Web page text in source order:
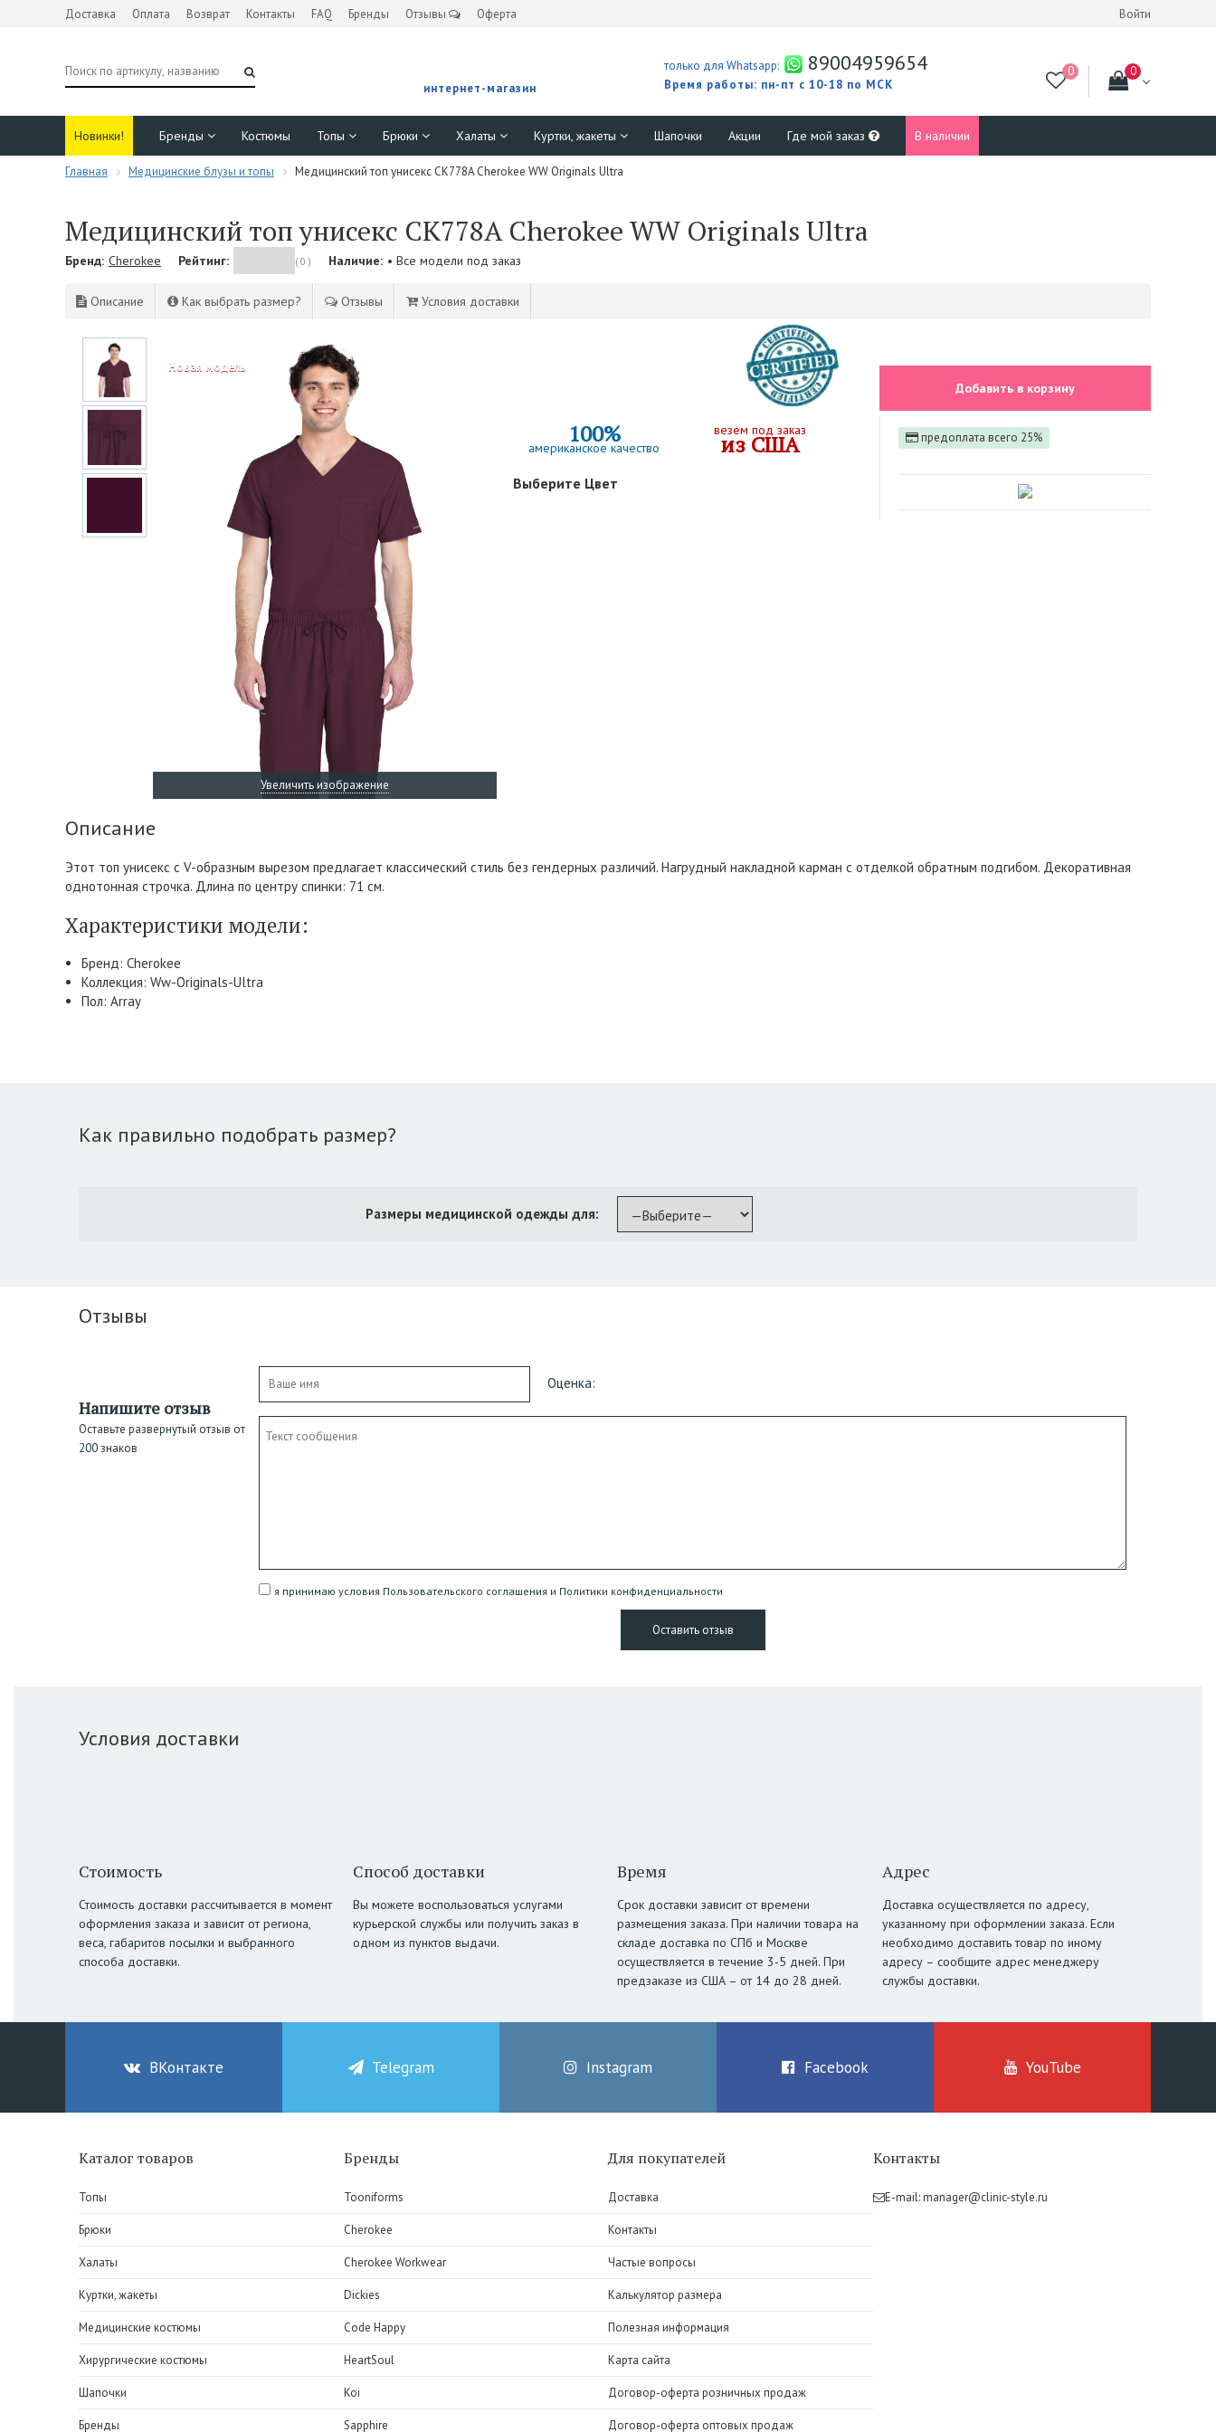
Доставка Оплата Возврат Контакты FAQ Бренды Отзывы Оферта Войти
интернет-магазин
только для Whatsapp: 89004959654
Время работы: пн-пт с 10-18 по МСК
Новинки! Бренды Костюмы Топы Брюки Халаты Куртки, жакеты Шапочки Акции Где мой заказ В наличии
Главная Медицинские блузы и топы Медицинский топ унисекс CK778A Cherokee WW Originals Ultra
Медицинский топ унисекс CK778A Cherokee WW Originals Ultra
Бренд: Cherokee Рейтинг: ( 0 ) Наличие: • Все модели под заказ
Описание Как выбрать размер? Отзывы Условия доставки
Увеличить изображение
NEW!
Новая модель
100%
американское качество
везем под заказ
из США
Выберите Цвет
Добавить в корзину
предоплата всего 25%
Описание
Этот топ унисекс с V-образным вырезом предлагает классический стиль без гендерных различий. Нагрудный накладной карман с отделкой обратным подгибом. Декоративная
однотонная строчка. Длина по центру спинки: 71 см.
Характеристики модели:
Бренд: Cherokee
Коллекция: Ww-Originals-Ultra
Пол: Array
Как правильно подобрать размер?
Размеры медицинской одежды для:
Отзывы
Напишите отзыв
Оставьте развернутый отзыв от
200 знаков
Оценка:
я принимаю условия Пользовательского соглашения и Политики конфиденциальности
Условия доставки
Стоимость
Стоимость доставки рассчитывается в момент
оформления заказа и зависит от региона,
веса, габаритов посылки и выбранного
способа доставки.
Способ доставки
Вы можете воспользоваться услугами
курьерской службы или получить заказ в
одном из пунктов выдачи.
Время
Срок доставки зависит от времени
размещения заказа. При наличии товара на
складе доставка по СПб и Москве
осуществляется в течение 3-5 дней. При
предзаказе из США – от 14 до 28 дней.
Адрес
Доставка осуществляется по адресу,
указанному при оформлении заказа. Если
необходимо доставить товар по иному
адресу – сообщите адрес менеджеру
службы доставки.
ВКонтакте Telegram Instagram Facebook YouTube
Каталог товаров
Топы
Брюки
Халаты
Куртки, жакеты
Медицинские костюмы
Хирургические костюмы
Шапочки
Бренды
Бренды
Tooniforms
Cherokee
Cherokee Workwear
Dickies
Code Happy
HeartSoul
Koi
Sapphire
Для покупателей
Доставка
Контакты
Частые вопросы
Калькулятор размера
Полезная информация
Карта сайта
Договор-оферта розничных продаж
Договор-оферта оптовых продаж
Контакты
E-mail:manager@clinic-style.ru